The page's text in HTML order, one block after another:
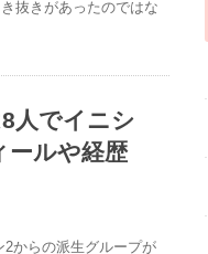
抜きがあったのではな
人でイニシ
ールや経歴
からの派生グループが